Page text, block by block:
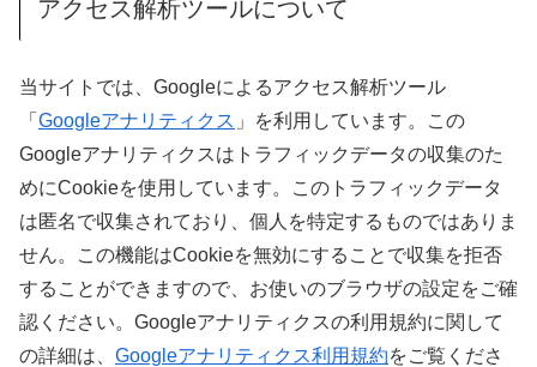
アクセス解析ツールについて
当サイトでは、Googleによるアクセス解析ツール
「 Googleアナリティクス 」を利用しています。この
Googleアナリティクスはトラフィックデータの収集のた
めにCookieを使用しています。このトラフィックデータ
は匿名で収集されており、個人を特定するものではありま
せん。この機能はCookieを無効にすることで収集を拒否
することができますので、お使いのブラウザの設定をご確
認ください。Googleアナリティクスの利用規約に関して
の詳細は、 Googleアナリティクス利用規約をご覧くださ